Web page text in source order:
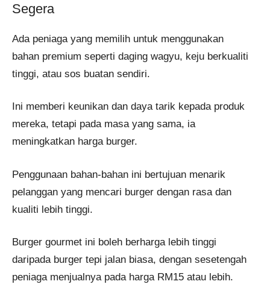
Segera
Ada peniaga yang memilih untuk menggunakan
bahan premium seperti daging wagyu, keju berkualiti
tinggi, atau sos buatan sendiri.
Ini memberi keunikan dan daya tarik kepada produk
mereka, tetapi pada masa yang sama, ia
meningkatkan harga burger.
Penggunaan bahan-bahan ini bertujuan menarik
pelanggan yang mencari burger dengan rasa dan
kualiti lebih tinggi.
Burger gourmet ini boleh berharga lebih tinggi
daripada burger tepi jalan biasa, dengan sesetengah
peniaga menjualnya pada harga RM15 atau lebih​.